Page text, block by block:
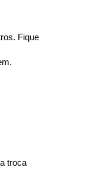
Fique
troca